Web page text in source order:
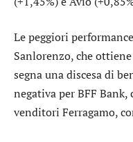
Le peggiori
Sanlorenzo, che
segna una discesa di
negativa perBFF Bank,
venditori Ferragamo,